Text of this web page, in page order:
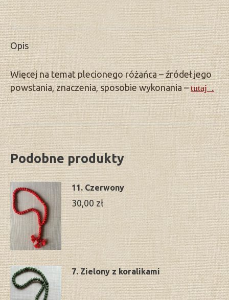
Opis
Więcej na temat plecionego różańca – źródeł jego
powstania, znaczenia, sposobie wykonania –tutaj .
Podobne produkty
11. Czerwony
30,00 zł
7. Zielony z koralikami